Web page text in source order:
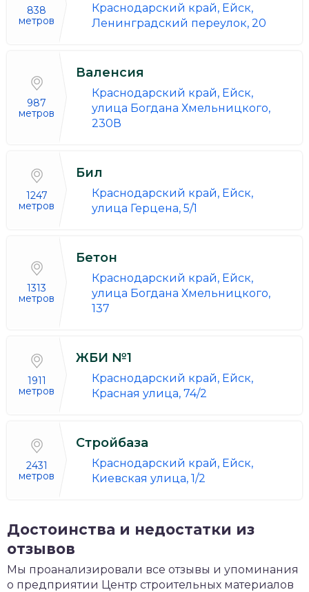
838
метров
Краснодарский край, Ейск,
Ленинградский переулок, 20
987
метров
Валенсия
Краснодарский край, Ейск,
улица Богдана Хмельницкого,
230В
1247
метров
Бил
Краснодарский край, Ейск,
улица Герцена, 5/1
1313
метров
Бетон
Краснодарский край, Ейск,
улица Богдана Хмельницкого,
137
1911
метров
ЖБИ №1
Краснодарский край, Ейск,
Красная улица, 74/2
2431
метров
Стройбаза
Краснодарский край, Ейск,
Киевская улица, 1/2
Достоинства и недостатки из
отзывов
Мы проанализировали все отзывы и упоминания
о предприятии Центр строительных материалов